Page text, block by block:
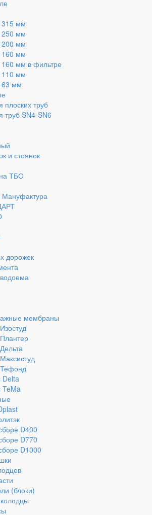
мм
мм
мм
мм
мм в фильтре
мм
63 мм
плоских труб
труб SN4-SN6
и стоянок
ТБО
Мануфактура
дорожек
мембраны
Delta
TeMa
D400
D770
D1000
(блоки)